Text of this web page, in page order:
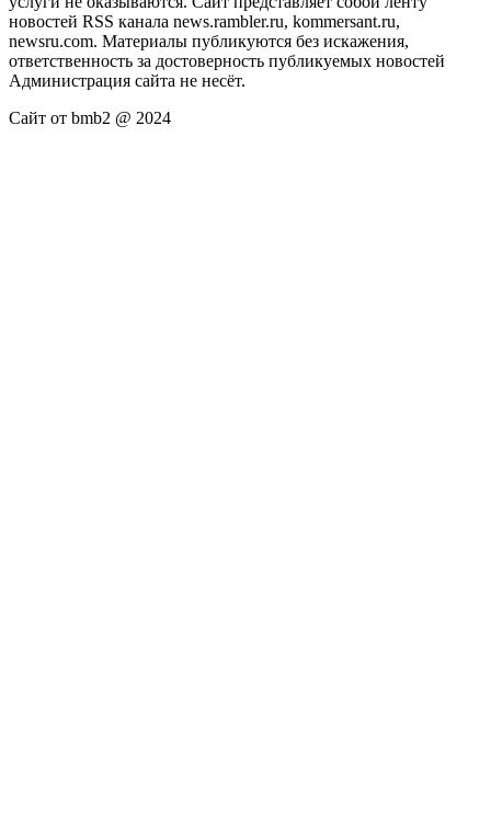
новостей RSS канала news.rambler.ru, kommersant.ru,
newsru.com. Материалы публикуются без искажения,
ответственность за достоверность публикуемых новостей
Администрация сайта не несёт.
Сайт от bmb2 @ 2024